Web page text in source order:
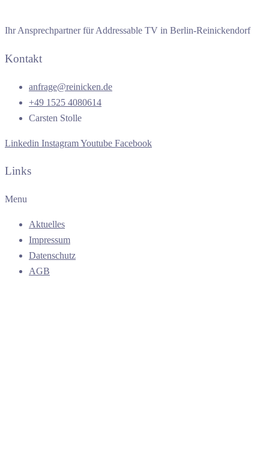
Ihr Ansprechpartner für Addressable TV in Berlin-Reinickendorf
Kontakt
anfrage@reinicken.de
+49 1525 4080614
Carsten Stolle
Linkedin InstagramYoutube Facebook
Links
Menu
Aktuelles
Impressum
Datenschutz
AGB